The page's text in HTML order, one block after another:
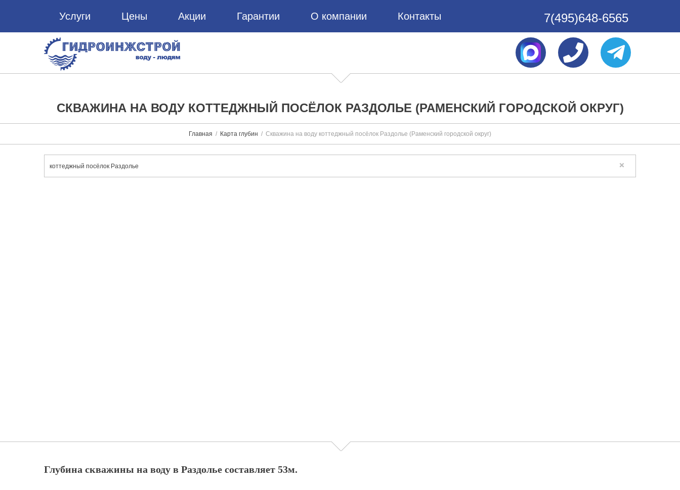
Услуги Цены Акции Гарантии О компании Контакты 7(495)648-6565
СКВАЖИНА НА ВОДУ КОТТЕДЖНЫЙ ПОСЁЛОК РАЗДОЛЬЕ (РАМЕНСКИЙ ГОРОДСКОЙ ОКРУГ)
Главная Карта глубин Скважина на воду коттеджный посёлок Раздолье (Раменский городской округ)
Глубина скважины на воду в Раздолье составляет 53м.